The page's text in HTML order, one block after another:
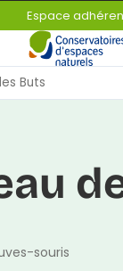
Espace
Buts
souris